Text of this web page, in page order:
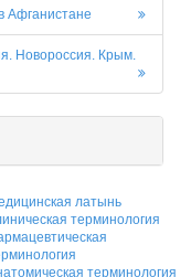
Афганистане
Новороссия. Крым.
латынь
терминология
терминология